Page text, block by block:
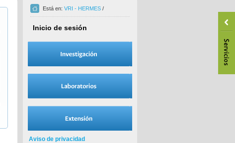
Está en: VRI - HERMES /
Inicio de sesión
Aviso de privacidad